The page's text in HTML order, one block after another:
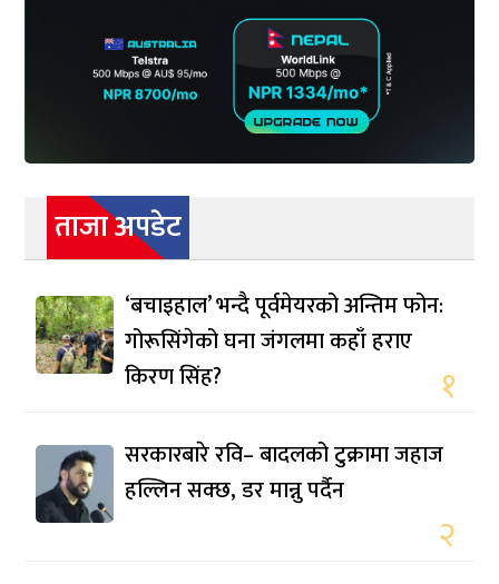
ताजा अपडेट
‘बचाइहाल’ भन्दै पूर्वमेयरको अन्तिम फोन:
गोरूसिंगेको घना जंगलमा कहाँ हराए
किरण सिंह?
१
सरकारबारे रवि– बादलको टुक्रामा जहाज
हल्लिन सक्छ, डर मान्नु पर्दैन
२